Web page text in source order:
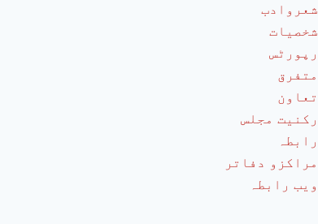
شعروادب
شخصیات
رپورٹس
متفرق
تعاون
رکنیت مجلس
رابطہ
مراکزو دفاتر
ویب رابطہ